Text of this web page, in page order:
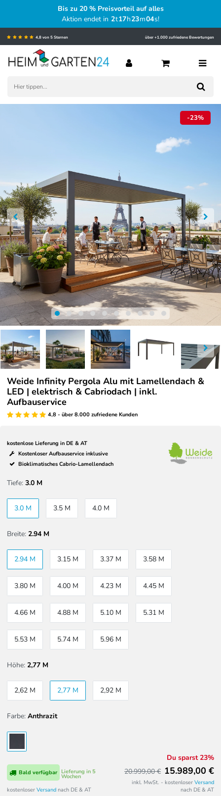
Bis zu 20 % Preisvorteil auf alles
Aktion endet in 2t17h23m02s!
4,8 von 5 Sternen über +1.000 zufriedene Bewertungen
-23%
Weide Infinity Pergola Alu mit Lamellendach &
LED | elektrisch & Cabriodach | inkl.
Aufbauservice
4,8 - über 8.000 zufriedene Kunden
kostenlose Lieferung in DE & AT
Kostenloser Aufbauservice inklusive
Bioklimatisches Cabrio-Lamellendach
Tiefe: 3.0 M
3.0 M 3.5 M 4.0 M
Breite: 2.94 M
2.94 M 3.15 M 3.37 M 3.58 M
3.80 M 4.00 M 4.23 M 4.45 M
4.66 M 4.88 M 5.10 M 5.31 M
5.53 M 5.74 M 5.96 M
Höhe: 2,77 M
2,62 M 2,77 M 2,92 M
Farbe: Anthrazit
Lieferung in 5
Wochen
Bald verfügbar
kostenloser Versand nach DE & AT
Du sparst 23%
20.999,00 € 15.989,00 €
inkl. MwSt. - kostenloser Versand
nach DE & AT